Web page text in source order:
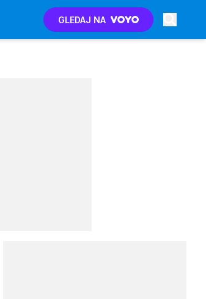
GLEDAJ NA